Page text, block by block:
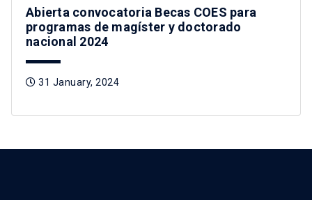
Abierta convocatoria Becas COES para
programas de magíster y doctorado
nacional 2024
31 January, 2024